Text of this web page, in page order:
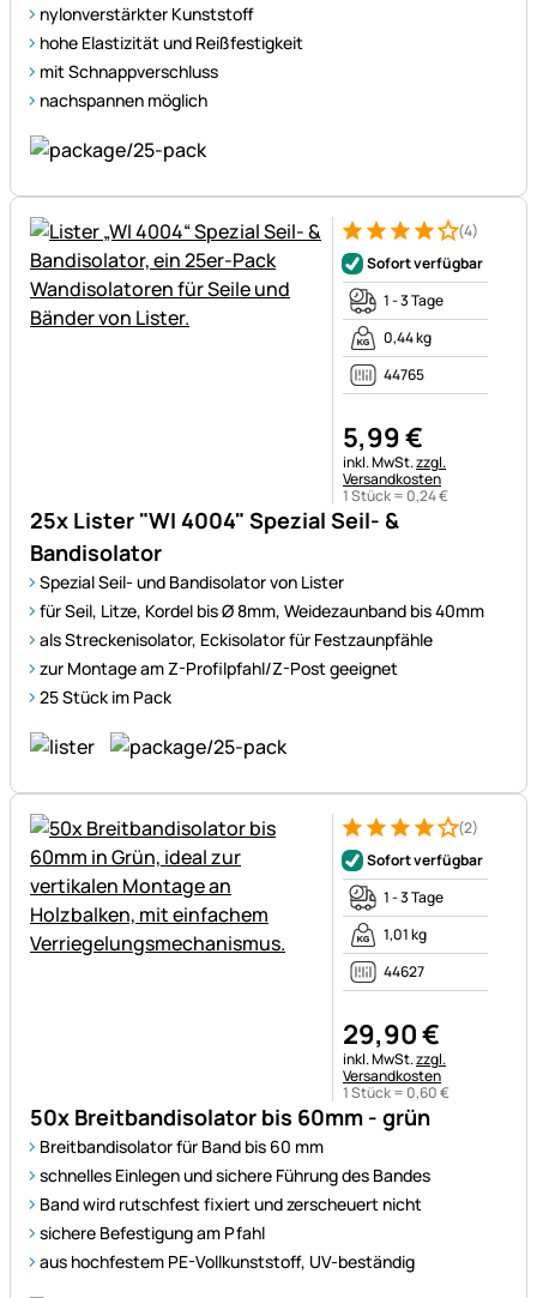
nylonverstärkter Kunststoff
hohe Elastizität und Reißfestigkeit
mit Schnappverschluss
nachspannen möglich
25x Lister "WI 4004" Spezial Seil- &
Bandisolator
Spezial Seil- und Bandisolator von Lister
für Seil, Litze, Kordel bis Ø 8mm, Weidezaunband bis 40mm
als Streckenisolator, Eckisolator für Festzaunpfähle
zur Montage am Z-Profilpfahl/Z-Post geeignet
25 Stück im Pack
Bewertung: 4 von 5 (4
4 Bewertungen
(4)
Sofort verfügbar
1 - 3 Tage
0,44 kg
44765
5,99€
Steuerhinweis:
inkl. MwSt.zzgl.
Versandkosten
1 Stück = 0,24€
50x Breitbandisolator bis 60mm - grün
Breitbandisolator für Band bis 60 mm
schnelles Einlegen und sichere Führung des Bandes
Band wird rutschfest fixiert und zerscheuert nicht
sichere Befestigung am Pfahl
aus hochfestem PE-Vollkunststoff, UV-beständig
Bewertung: 4 von 5 (2
2 Bewertungen
(2)
Sofort verfügbar
1 - 3 Tage
1,01 kg
44627
29,90€
Steuerhinweis:
inkl. MwSt.zzgl.
Versandkosten
1 Stück = 0,60€